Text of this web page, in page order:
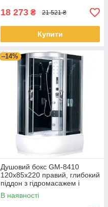
18 273 ₴ 21 521 ₴
Купити
–14%
Душовий бокс GM-8410
120x85x220 правий, глибокий
піддон з гідромасажем і
електронікою
В наявності